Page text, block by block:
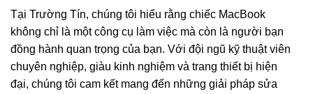
Tại Trường Tín, chúng tôi hiểu rằng chiếc MacBook
không chỉ là một công cụ làm việc mà còn là người bạn
đồng hành quan trọng của bạn. Với đội ngũ kỹ thuật viên
chuyên nghiệp, giàu kinh nghiệm và trang thiết bị hiện
đại, chúng tôi cam kết mang đến những giải pháp sửa